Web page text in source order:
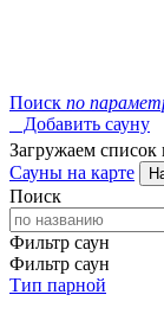
Поиск по
Добавить сауну
Загружаем
Сауны на карте
Поиск
Фильтр саун
Фильтр саун
Тип парной